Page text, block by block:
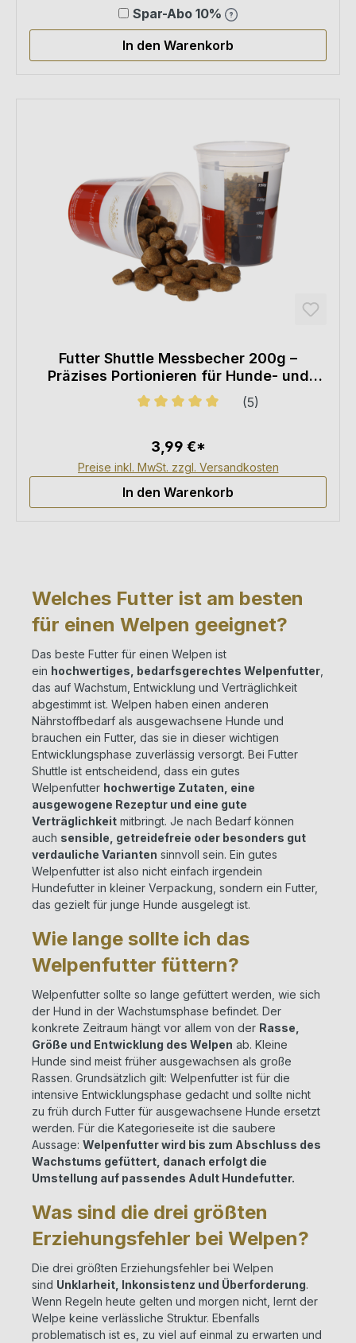
Spar-Abo 10%
In den Warenkorb
Futter Shuttle Messbecher 200g –
Präzises Portionieren für Hunde- und
Katzenfutter
(5)
3,99 €*
Preise inkl. MwSt. zzgl. Versandkosten
In den Warenkorb
Welches Futter ist am besten
für einen Welpen geeignet?
Das beste Futter für einen Welpen ist
ein hochwertiges, bedarfsgerechtes Welpenfutter
das auf Wachstum, Entwicklung und Verträglichkeit
abgestimmt ist. Welpen haben einen anderen
Nährstoffbedarf als ausgewachsene Hunde und
brauchen ein Futter, das sie in dieser wichtigen
Entwicklungsphase zuverlässig versorgt. Bei Futter
Shuttle ist entscheidend, dass ein gutes
Welpenfutter hochwertige Zutaten, eine
ausgewogene Rezeptur und eine gute
Verträglichkeit mitbringt. Je nach Bedarf können
auch sensible, getreidefreie oder besonders gut
verdauliche Varianten sinnvoll sein. Ein gutes
Welpenfutter ist also nicht einfach irgendein
Hundefutter in kleiner Verpackung, sondern ein Futter,
das gezielt für junge Hunde ausgelegt ist.
Wie lange sollte ich das
Welpenfutter füttern?
Welpenfutter sollte so lange gefüttert werden, wie sich
der Hund in der Wachstumsphase befindet. Der
konkrete Zeitraum hängt vor allem von der Rasse,
Größe und Entwicklung des Welpen ab. Kleine
Hunde sind meist früher ausgewachsen als große
Rassen. Grundsätzlich gilt: Welpenfutter ist für die
intensive Entwicklungsphase gedacht und sollte nicht
zu früh durch Futter für ausgewachsene Hunde ersetzt
werden. Für die Kategorieseite ist die saubere
Aussage: Welpenfutter wird bis zum Abschluss des
Wachstums gefüttert, danach erfolgt die
Umstellung auf passendes Adult Hundefutter.
Was sind die drei größten
Erziehungsfehler bei Welpen?
Die drei größten Erziehungsfehler bei Welpen
sind Unklarheit, Inkonsistenz und Überforderung.
Wenn Regeln heute gelten und morgen nicht, lernt der
Welpe keine verlässliche Struktur. Ebenfalls
problematisch ist es, zu viel auf einmal zu erwarten und